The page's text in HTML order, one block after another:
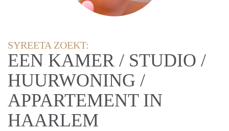
SYREETA ZOEKT:
EEN KAMER / STUDIO /
HUURWONING /
APPARTEMENT IN
HAARLEM